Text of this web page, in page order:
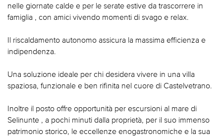
nelle giornate calde e per le serate estive da trascorrere in
famiglia , con amici vivendo momenti di svago e relax.
Il riscaldamento autonomo assicura la massima efficienza e
indipendenza.
Una soluzione ideale per chi desidera vivere in una villa
spaziosa, funzionale e ben rifinita nel cuore di Castelvetrano.
Inoltre il posto offre opportunità per escursioni al mare di
Selinunte , a pochi minuti dalla proprietà, per il suo immenso
patrimonio storico, le eccellenze enogastronomiche e la sua